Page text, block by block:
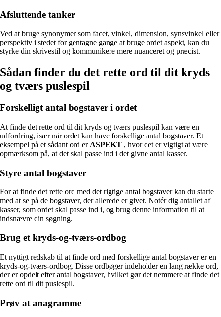
Afsluttende tanker
Ved at bruge synonymer som facet, vinkel, dimension, synsvinkel eller
perspektiv i stedet for gentagne gange at bruge ordet aspekt, kan du
styrke din skrivestil og kommunikere mere nuanceret og præcist.
Sådan finder du det rette ord til dit kryds
og tværs puslespil
Forskelligt antal bogstaver i ordet
At finde det rette ord til dit kryds og tværs puslespil kan være en
udfordring, især når ordet kan have forskellige antal bogstaver. Et
eksempel på et sådant ord er ASPEKT , hvor det er vigtigt at være
opmærksom på, at det skal passe ind i det givne antal kasser.
Styre antal bogstaver
For at finde det rette ord med det rigtige antal bogstaver kan du starte
med at se på de bogstaver, der allerede er givet. Notér dig antallet af
kasser, som ordet skal passe ind i, og brug denne information til at
indsnævre din søgning.
Brug et kryds-og-tværs-ordbog
Et nyttigt redskab til at finde ord med forskellige antal bogstaver er en
kryds-og-tværs-ordbog. Disse ordbøger indeholder en lang række ord,
der er opdelt efter antal bogstaver, hvilket gør det nemmere at finde det
rette ord til dit puslespil.
Prøv at anagramme